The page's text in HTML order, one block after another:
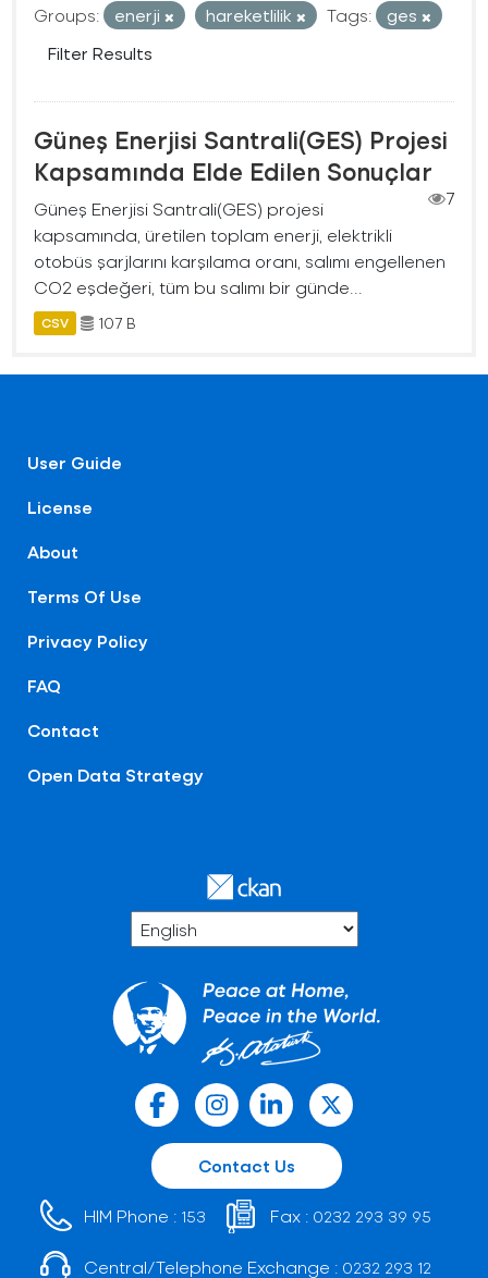
Groups: enerji hareketlilik Tags:
ges
Filter Results
Güneş Enerjisi Santrali(GES) Projesi
Kapsamında Elde Edilen Sonuçlar
7
Güneş Enerjisi Santrali(GES) projesi
kapsamında, üretilen toplam enerji, elektrikli
otobüs şarjlarını karşılama oranı, salımı engellenen
CO2 eşdeğeri, tüm bu salımı bir günde...
CSV 107 B
User Guide
License
About
Terms Of Use
Privacy Policy
FAQ
Contact
Open Data Strategy
Contact Us
HIM Phone : 153 Fax : 0232 293 39 95
Central/Telephone Exchange : 0232 293 12